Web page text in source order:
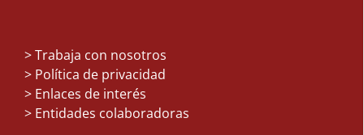
>Trabaja con nosotros
> Política de privacidad
> Enlaces de interés
> Entidades colaboradoras